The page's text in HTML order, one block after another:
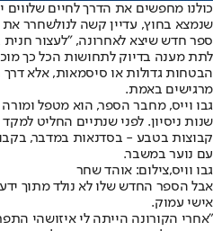
כולנו מחפשים את הדרך לחיים שלווים
שנמצא בחוץ, עדיין קשה לנולשחרר
ספר חדש שיצא לאחרונה, "לעצור
לתת מענה בדיוק לתחושות הכל כך
הבטחות גדולות או סיסמאות, אלא
מרגישים באמת.
גבו וייס, מחבר הספר, הוא מטפל
שנות ניסיון. לפני שנתיים החליט
קבוצות בטבע - בסדנאות במדבר,
עם נוער במשבר.
גבו וויס,צילום: אוהד שחר
אבל הספר החדש שלו לא נולד מתוך
אישי עמוק.
"אחרי הקורונה הייתה לי איזושהי